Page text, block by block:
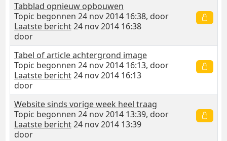
Tabblad opnieuw opbouwen
Topic begonnen 24 nov 2014 16:38, door
Laatste bericht24 nov 2014 16:38
door
Tabel of article achtergrond image
Topic begonnen 24 nov 2014 16:13, door
Laatste bericht24 nov 2014 16:13
door
Website sinds vorige week heel traag
Topic begonnen 24 nov 2014 13:39, door
Laatste bericht24 nov 2014 13:39
door